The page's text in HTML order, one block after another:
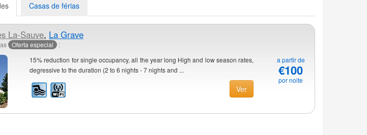
Casas de férias
La-Sauve, La Grave
Oferta especial
:
15% reduction for single occupancy, all the year long High and low season rates,
degressive to the duration (2 to 6 nights - 7 nights and ...
Ver
a partir de
€100
por noite